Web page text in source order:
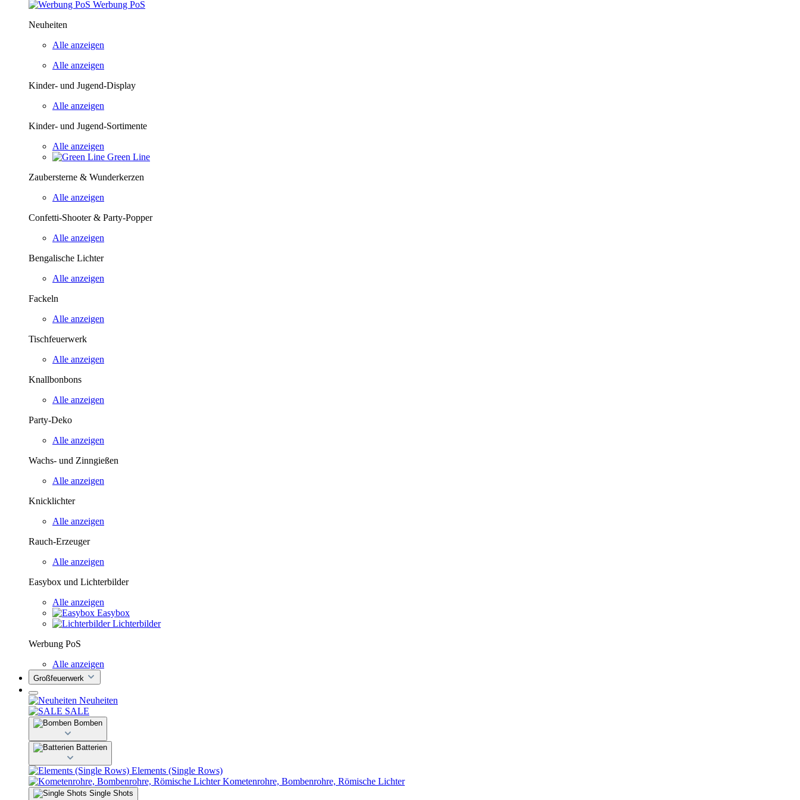
Werbung PoS
Neuheiten
Alle anzeigen
Alle anzeigen
Kinder- und Jugend-Display
Alle anzeigen
Kinder- und Jugend-Sortimente
Alle anzeigen
Green Line
Zaubersterne & Wunderkerzen
Alle anzeigen
Confetti-Shooter & Party-Popper
Alle anzeigen
Bengalische Lichter
Alle anzeigen
Fackeln
Alle anzeigen
Tischfeuerwerk
Alle anzeigen
Knallbonbons
Alle anzeigen
Party-Deko
Alle anzeigen
Wachs- und Zinngießen
Alle anzeigen
Knicklichter
Alle anzeigen
Rauch-Erzeuger
Alle anzeigen
Easybox und Lichterbilder
Alle anzeigen
Easybox
Lichterbilder
Werbung PoS
Alle anzeigen
Großfeuerwerk
Neuheiten
SALE
Bomben
Batterien
Elements (Single Rows)
Kometenrohre, Bombenrohre, Römische Lichter
Single Shots